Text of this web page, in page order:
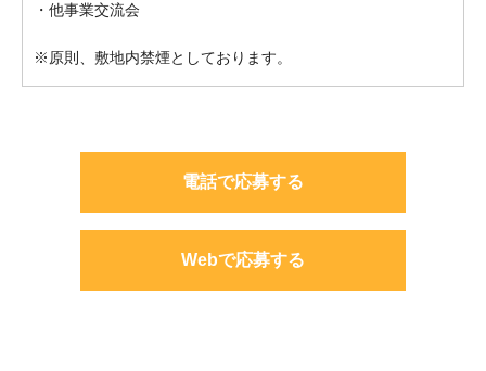
・他事業交流会
※原則、敷地内禁煙としております。
電話で応募する
Webで応募する